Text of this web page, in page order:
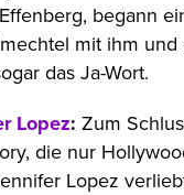
begann
mit ihm und
das Ja-Wort.
Lopez: Zum
die nur
Lopez